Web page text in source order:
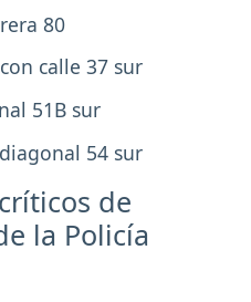
80
calle 37 sur
51B sur
54 sur
de
la Policía